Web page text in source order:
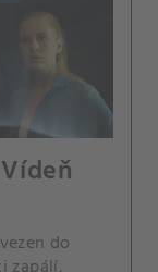
do